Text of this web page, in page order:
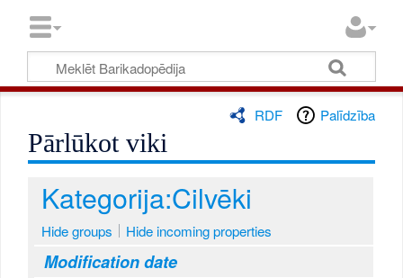
RDF Palīdzība
Pārlūkot viki
Kategorija:Cilvēki
Hide groups Hide incoming properties
Modification date